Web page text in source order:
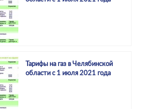
Тарифы на газ в Челябинской
области с 1 июля 2021 года